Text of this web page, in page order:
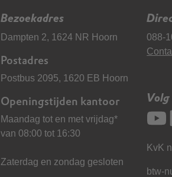
Bezoekadres
Dampten 2, 1624 NR Hoorn
Postadres
Postbus 2095, 1620 EB Hoorn
Openingstijden kantoor
Maandag tot en met vrijdag*
van 08:00 tot 16:30
Zaterdag en zondag gesloten
088-
Volg
KvK
btw-